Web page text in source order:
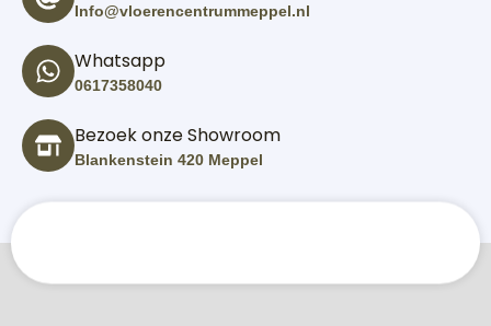
Info@vloerencentrummeppel.nl
Whatsapp
0617358040
Bezoek onze Showroom
Blankenstein 420 Meppel